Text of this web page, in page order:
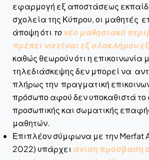
εφαρμογή εξ αποστάσεως
σχολεία της Κύπρου, οι μαθητές
άποψη ότι το νέο μαθησιακό
πρέπει να είναι εξ ολοκλήρου
καθώς θεωρούν ότι η επικοινωνία
τηλεδιάσκεψης δεν μπορεί να
πλήρως την πραγματική
πρόσωπο αφού δεν υποκαθιστά το
προσωπικής και σωματικής
μαθητών.
Επιπλέον σύμφωνα με την Merfat
2022) υπάρχει άνιση πρόσβαση